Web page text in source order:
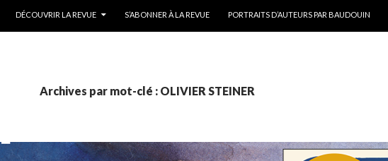
DÉCOUVRIR LA REVUE
S’ABONNER À LA REVUE PORTRAITS D’AUTEURS PAR BAUDOUIN
Archives par mot-clé : OLIVIER STEINER